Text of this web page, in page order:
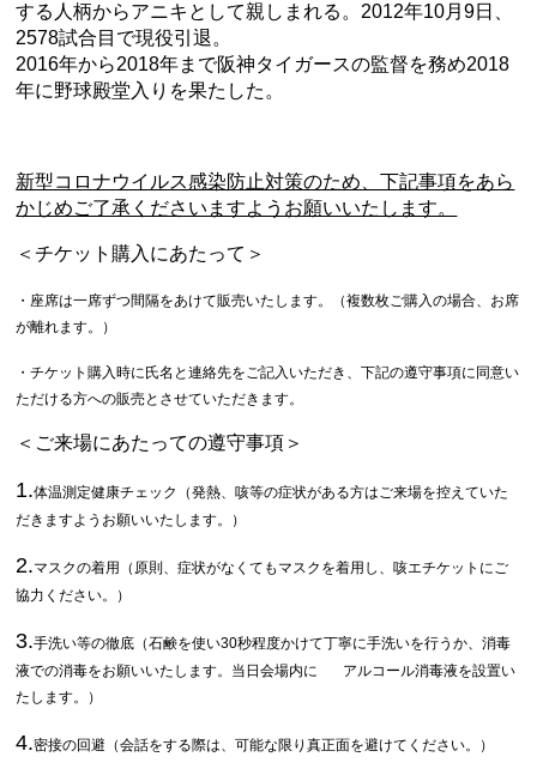
する人柄からアニキとして親しまれる。2012年10月9日、
2578試合目で現役引退。
2016年から2018年まで阪神タイガースの監督を務め2018
年に野球殿堂入りを果たした。​
新型コロナウイルス感染防止対策のため、下記事項をあら
かじめご了承くださいますようお願いいたします。
＜チケット購入にあたって＞
・座席は一席ずつ間隔をあけて販売いたします。
（複数枚ご購入の場合、お席
が離れます。）
・チケット購入時に氏名と連絡先をご記入いただき、下記の遵守事項に同意い
ただける方への販売とさせていただきます。
＜ご来場にあたっての遵守事項＞
1.体温測定健康チェック（発熱、咳等の症状がある方はご来場を控えていた
だきますようお願いいたします。）
2.マスクの着用（原則、症状がなくてもマスクを着用し、咳エチケットにご
協力ください。）
3.手洗い等の徹底（石鹸を使い30秒程度かけて丁寧に手洗いを行うか、消毒
液での消毒をお願いいたします。当日会場内に アルコール消毒液を設置い
たします。）
4.密接の回避（会話をする際は、可能な限り真正面を避けてください。）